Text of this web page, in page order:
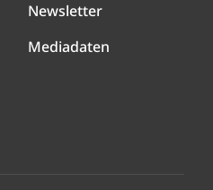
Newsletter
Mediadaten